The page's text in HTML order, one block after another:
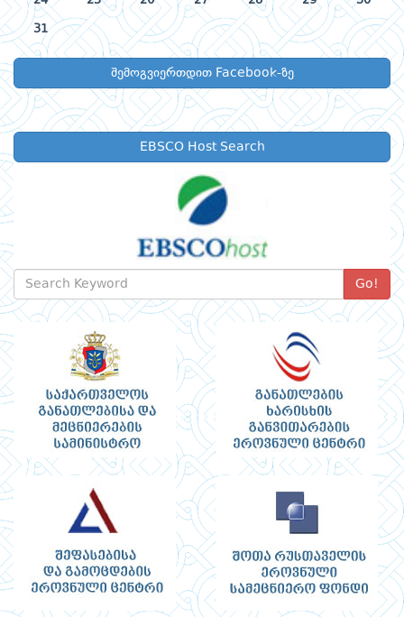
31
შემოგვიერთდით Facebook-ზე
EBSCO Host Search
Go!